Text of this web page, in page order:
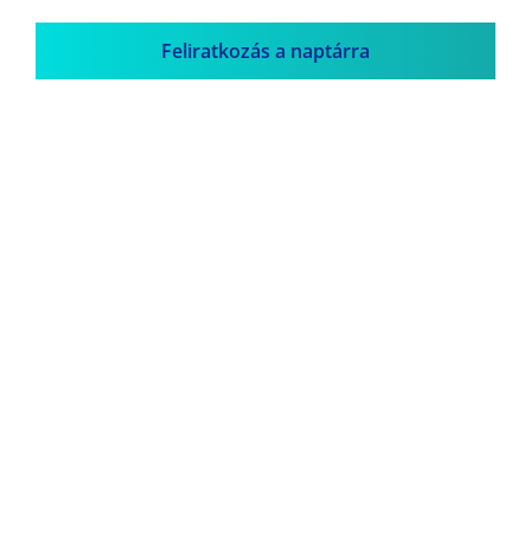
Feliratkozás a naptárra